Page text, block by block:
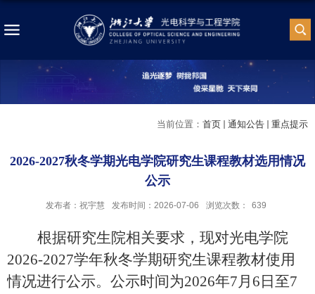
当前位置： 首页 通知公告 重点提示
2026-2027秋冬学期光电学院研究生课程教材选用情况
公示
发布者：祝宇慧 发布时间：2026-07-06 浏览次数： 639
根据研究生院相关要求，现对光电学院
2026-2027学年秋冬学期研究生课程教材使用
情况进行公示。公示时间为2026年7月 6 日至7